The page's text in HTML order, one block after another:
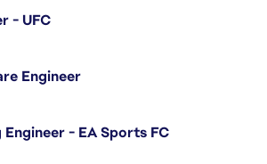
- UFC
Engineer
- EA Sports FC